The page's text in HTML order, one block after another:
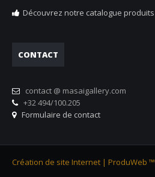
Découvrez notre catalogue produits
CONTACT
contact @ masaigallery.com
+32 494/100.205
Formulaire de contact
Création de site Internet | ProduWeb ™